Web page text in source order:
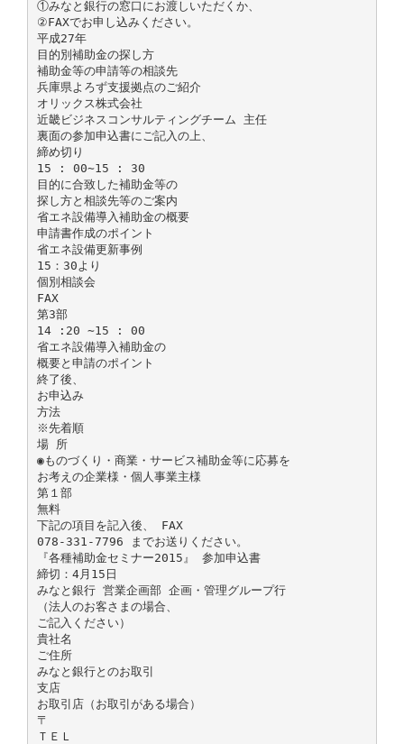
①みなと銀行の窓口にお渡しいただくか、
②FAXでお申し込みください。
平成27年
目的別補助金の探し方
補助金等の申請等の相談先
兵庫県よろず支援拠点のご紹介
オリックス株式会社
近畿ビジネスコンサルティングチーム 主任
裏面の参加申込書にご記入の上、
締め切り
15 : 00∼15 : 30
目的に合致した補助金等の
探し方と相談先等のご案内
省エネ設備導入補助金の概要
申請書作成のポイント
省エネ設備更新事例
15：30より
個別相談会
FAX
第3部
14 :20 ∼15 : 00
省エネ設備導入補助金の
概要と申請のポイント
終了後、
お申込み
方法
※先着順
場 所
◉ものづくり・商業・サービス補助金等に応募を
お考えの企業様・個人事業主様
第１部
無料
下記の項目を記入後、 FAX
078-331-7796 までお送りください。
『各種補助金セミナー2015』 参加申込書
締切：4月15日
みなと銀行 営業企画部 企画・管理グループ行
（法人のお客さまの場合、
ご記入ください）
貴社名
ご住所
みなと銀行とのお取引
支店
お取引店（お取引がある場合）
〒
ＴＥＬ